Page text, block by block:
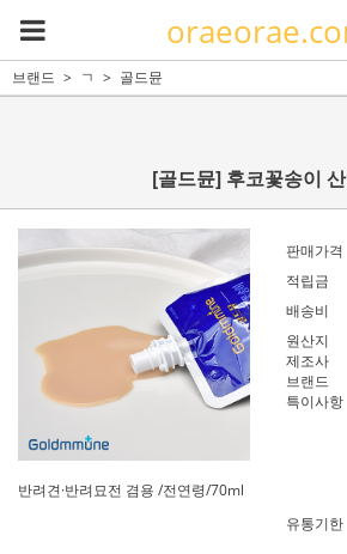
브랜드 ㄱ 골드뮨
[골드뮨] 후코꽃송이
반려견·반려묘전 겸용 /전연령/70ml
판매가격
적립금
배송비
원산지
제조사
브랜드
특이사항
유통기한